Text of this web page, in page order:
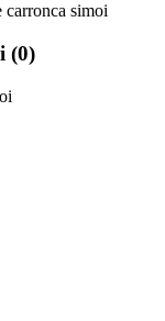
carronca simoi
(0)